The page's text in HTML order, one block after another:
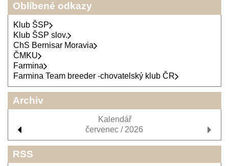
Oblíbené odkazy
Klub ŠSP
Klub ŠSP slov.
ChS Bernisar Moravia
ČMKU
Farmina
Farmina Team breeder -chovatelský klub ČR
Archiv
Kalendář
červenec / 2026
RSS